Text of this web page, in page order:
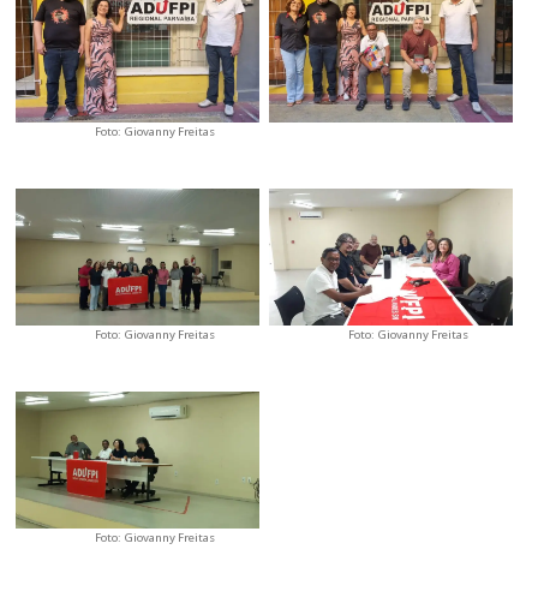
Foto: Giovanny Freitas
Foto: Giovanny Freitas Foto: Giovanny Freitas
Foto: Giovanny Freitas